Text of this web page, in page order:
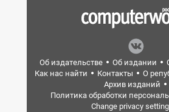
Об издательстве Об издании
Как нас найти
Контакты О
Архив изданий
Политика обработки
Change privacy